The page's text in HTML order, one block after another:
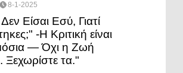
8-1-2025
Είσαι Εσύ, Γιατί
-Η Κριτική είναι
— Όχι η Ζωή
Ξεχωρίστε τα."